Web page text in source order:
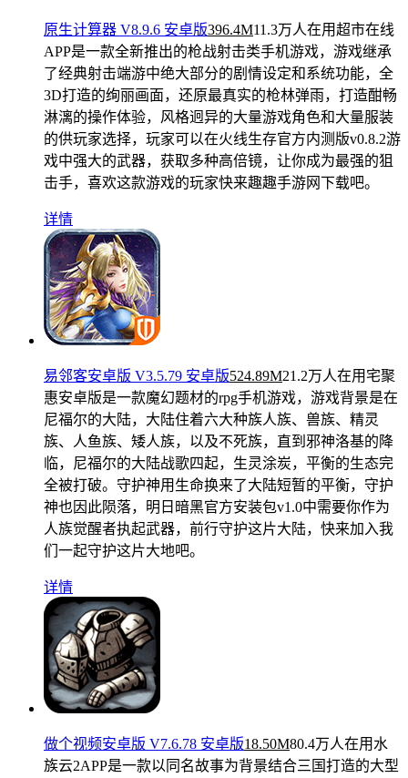
原生计算器 V8.9.6 安卓版396.4M11.3万人在用超市在线
APP是一款全新推出的枪战射击类手机游戏，游戏继承
了经典射击端游中绝大部分的剧情设定和系统功能，全
3D打造的绚丽画面，还原最真实的枪林弹雨，打造酣畅
淋漓的操作体验，风格迥异的大量游戏角色和大量服装
的供玩家选择，玩家可以在火线生存官方内测版v0.8.2游
戏中强大的武器，获取多种高倍镜，让你成为最强的狙
击手，喜欢这款游戏的玩家快来趣趣手游网下载吧。
详情
易邻客安卓版 V3.5.79 安卓版524.89M21.2万人在用 宅聚
惠安卓版是一款魔幻题材的rpg手机游戏，游戏背景是在
尼福尔的大陆，大陆住着六大种族人族、兽族、精灵
族、人鱼族、矮人族，以及不死族，直到邪神洛基的降
临，尼福尔的大陆战歌四起，生灵涂炭，平衡的生态完
全被打破。守护神用生命换来了大陆短暂的平衡，守护
神也因此陨落，明日暗黑官方安装包v1.0中需要你作为
人族觉醒者执起武器，前行守护这片大陆，快来加入我
们一起守护这片大地吧。
详情
做个视频安卓版 V7.6.78 安卓版18.50M80.4万人在用 水
族云2APP是一款以同名故事为背景结合三国打造的大型